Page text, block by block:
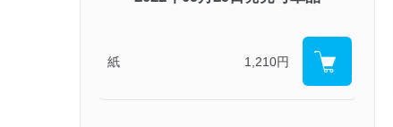
紙 1,210円